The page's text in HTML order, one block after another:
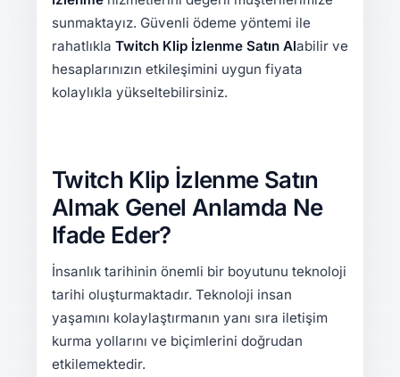
sunmaktayız. Güvenli ödeme yöntemi ile
rahatlıkla Twitch Klip İzlenme Satın Alabilir ve
hesaplarınızın etkileşimini uygun fiyata
kolaylıkla yükseltebilirsiniz.
Twitch Klip İzlenme Satın
Almak Genel Anlamda Ne
Ifade Eder?
İnsanlık tarihinin önemli bir boyutunu teknoloji
tarihi oluşturmaktadır. Teknoloji insan
yaşamını kolaylaştırmanın yanı sıra iletişim
kurma yollarını ve biçimlerini doğrudan
etkilemektedir.